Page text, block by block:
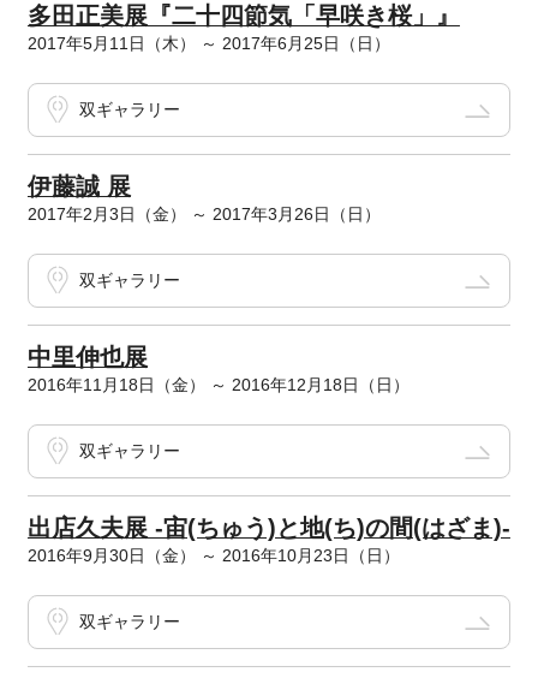
多田正美展『二十四節気「早咲き桜」』
2017年5月11日（木） ～ 2017年6月25日（日）
双ギャラリー
伊藤誠 展
2017年2月3日（金） ～ 2017年3月26日（日）
双ギャラリー
中里伸也展
2016年11月18日（金） ～ 2016年12月18日（日）
双ギャラリー
出店久夫展 -宙(ちゅう)と地(ち)の間(はざま)-
2016年9月30日（金） ～ 2016年10月23日（日）
双ギャラリー